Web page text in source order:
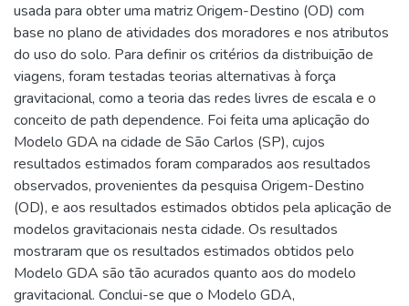
usada para obter uma matriz Origem-Destino (OD) com
base no plano de atividades dos moradores e nos atributos
do uso do solo. Para definir os critérios da distribuição de
viagens, foram testadas teorias alternativas à força
gravitacional, como a teoria das redes livres de escala e o
conceito de path dependence. Foi feita uma aplicação do
Modelo GDA na cidade de São Carlos (SP), cujos
resultados estimados foram comparados aos resultados
observados, provenientes da pesquisa Origem-Destino
(OD), e aos resultados estimados obtidos pela aplicação de
modelos gravitacionais nesta cidade. Os resultados
mostraram que os resultados estimados obtidos pelo
Modelo GDA são tão acurados quanto aos do modelo
gravitacional. Conclui-se que o Modelo GDA,